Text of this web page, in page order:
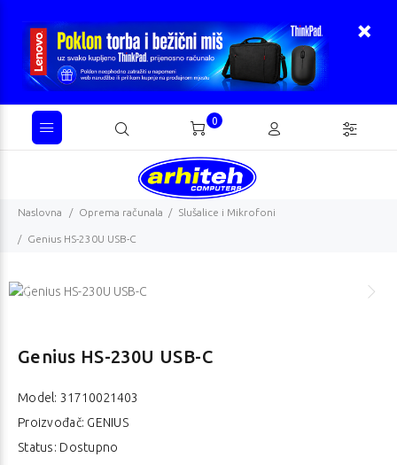
0
Naslovna Oprema računala Slušalice i Mikrofoni
Genius HS-230U USB-C
Genius HS-230U USB-C
Model: 31710021403
Proizvođač: GENIUS
Status: Dostupno